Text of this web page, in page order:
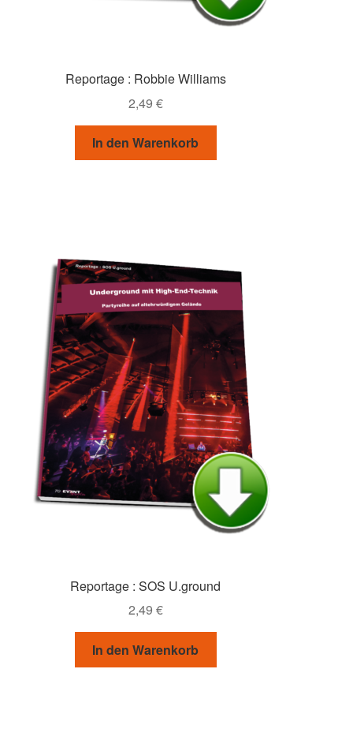
Reportage : Robbie Williams
2,49 €
In den Warenkorb
Reportage : SOS U.ground
2,49 €
In den Warenkorb